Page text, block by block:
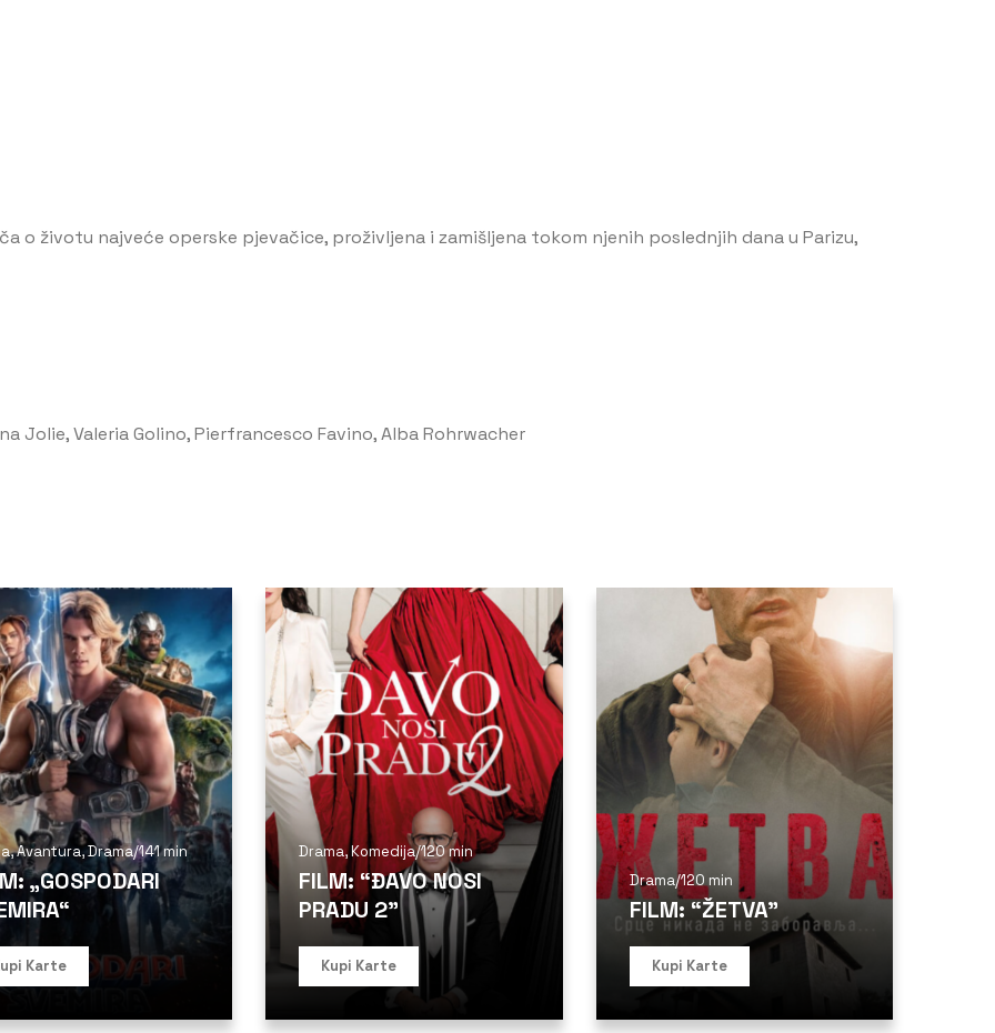
o životu najveće operske pjevačice, proživljena i zamišljena tokom njenih poslednjih dana u Parizu,
Jolie, Valeria Golino, Pierfrancesco Favino, Alba Rohrwacher
,Avantura,Drama/141 min
„GOSPODARI
Karte
Drama,Komedija/120 min
FILM: “ĐAVO NOSI
PRADU 2”
Kupi Karte
Drama/120 min
FILM: “ŽETVA”
Kupi Karte